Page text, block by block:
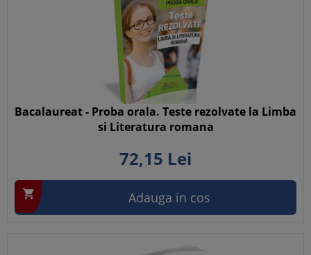
Bacalaureat - Proba orala. Teste rezolvate la Limba
si Literatura romana
72,15 Lei
 Adauga in cos